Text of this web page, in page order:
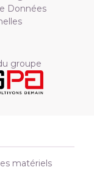
Données
groupe
matériels